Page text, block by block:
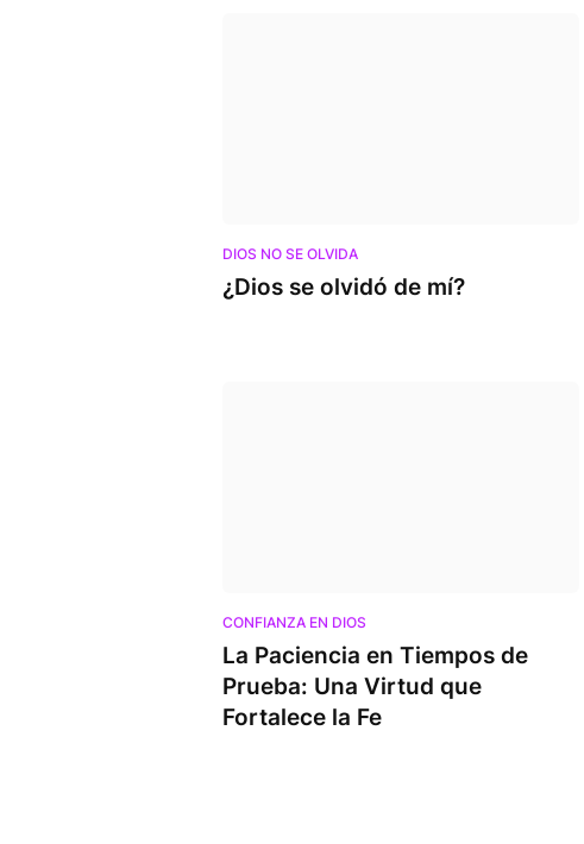
DIOS NO SE OLVIDA
¿Dios se olvidó de mí?
CONFIANZA EN DIOS
La Paciencia en Tiempos de
Prueba: Una Virtud que
Fortalece la Fe